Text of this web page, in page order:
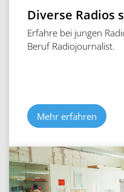
Diverse Radios
Erfahre bei jungen
Beruf Radiojournalist.
Mehr erfahren